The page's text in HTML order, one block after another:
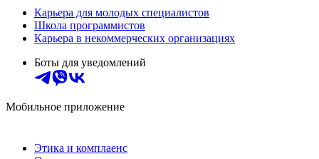
Карьера для молодых специалистов
Школа программистов
Карьера в некоммерческих организациях
Боты для уведомлений
Мобильное приложение
Этика и комплаенс